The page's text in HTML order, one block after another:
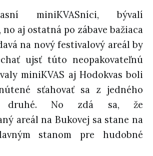
miniKVASníci, bývalí
aj ostatná po zábave bažiaca
na nový festivalový areál by
ujsť túto neopakovateľnú
miniKVAS aj Hodokvas boli
sťahovať sa z jedného
druhé. No zdá sa, že
areál na Bukovej sa stane na
stanom pre hudobné